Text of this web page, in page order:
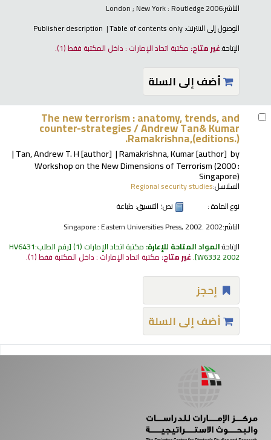
الناشر:London ; New York : Routledge 2006
الوصول إلى الانترنت:Table of contents only
Publisher description
الإتاحة:غير متاح: مكتبة اتحاد الإمارات : داخل المكتبة فقط(1).
أضف إلى السلة
The new terrorism : anatomy, trends, and
counter-strategies /Andrew Tan& Kumar
Ramakrishna,(editions.).
by
Ramakrishna, Kumar[author]
Tan, Andrew T. H[author]
Workshop on the New Dimensions of Terrorism (2000 :
Singapore)
السلاسل:Regional security studies
نوع المادة :
نص؛ التنسيق: طباعة
الناشر:Singapore : Eastern Universities Press, 2002. 2002
الإتاحة:المواد المتاحة للإعارة: مكتبة اتحاد الإمارات (1) رقم الطلب:HV6431
W6332 2002
.غير متاح:مكتبة اتحاد الإمارات : داخل المكتبة فقط(1).
إحجز
أضف إلى السلة